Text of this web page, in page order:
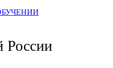
России